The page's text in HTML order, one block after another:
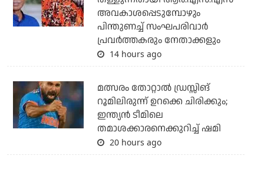
അവകാശപ്പെടുമ്പോഴും
പിന്തുണച്ച് സംഘപരിവാര്‍
പ്രവര്‍ത്തകരും നേതാക്കളും
14 hours ago
മത്സരം തോറ്റാല്‍ ഡ്രസ്സിങ്
റൂമിലിരുന്ന് ഉറക്കെ ചിരിക്കും;
ഇന്ത്യന്‍ ടീമിലെ
തമാശക്കാരനെക്കുറിച്ച് ഷമി
20 hours ago